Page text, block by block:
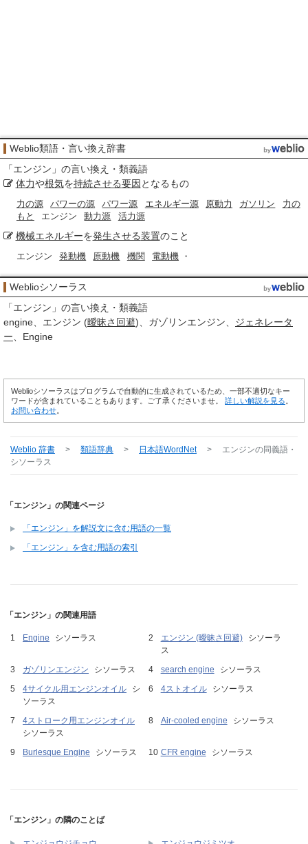
Weblio類語・言い換え辞書
「エンジン 」の言い換え・類義語
体力や根気を持続させる要因 となるもの
力の源 パワーの源 パワー源 エネルギー源 原動力 ガソリン
力の
もと
エンジン 動力源 活力源
機械エネルギーを発生させる装置のこと
エンジン 発動機 原動機 機関 電動機 ・
Weblioシソーラス
「エンジン 」の言い換え・類義語
engine
エンジン (曖昧さ 回避) ガゾリンエンジン
ジェネレータ
ー
Engine
Weblioシソーラスはプログラムで自動的に生成されているため、一部不適切なキー
ワードが含まれていることもあります。ご了承くださいませ。 詳しい解説を見る
お問い合わせ
Weblio 辞書 > 類語辞典 > 日本語WordNet > エンジンの同義語・
シソーラス
「エンジン」の関連ページ
「エンジン」を解説文に含む用語の一覧
「エンジン」を含む用語の索引
「エンジン」の関連用語
Engine シソーラス エンジン (曖昧さ回避)
シソーラ
ス
ガゾリンエンジン
シソーラス search engine
シソーラス
4サイクル用エンジンオイル
シ
ソーラス
4ストオイル シソーラス
4ストローク用エンジンオイル
シソーラス
Air-cooled engine シソーラス
Burlesque Engine シソーラス CFR engine シソーラス
「エンジン」の隣のことば